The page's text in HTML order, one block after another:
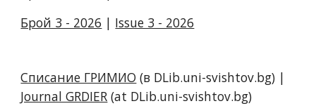
Брой 3 - 2026 | Issue 3 - 2026
Списание ГРИМИО (в DLib.uni-svishtov.bg) |
Journal GRDIER (at DLib.uni-svishtov.bg)